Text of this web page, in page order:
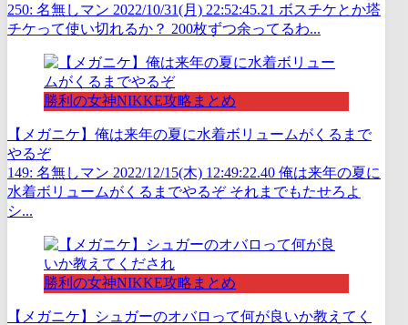
250: 名無しマン 2022/10/31(月) 22:52:45.21 ボスチケとか塔
チケって使い切れるか？ 200枚ずつ余ってるわ...
勝利の女神NIKKE攻略まとめ
【メガニケ】俺は来年の夏に水着ボリュームがくるまで
やるぞ
149: 名無しマン 2022/12/15(木) 12:49:22.40 俺は来年の夏に
水着ボリュームがくるまでやるぞ それまでもたせろよ
シ...
勝利の女神NIKKE攻略まとめ
【メガニケ】シュガーのオバロって何が良いか教えてく